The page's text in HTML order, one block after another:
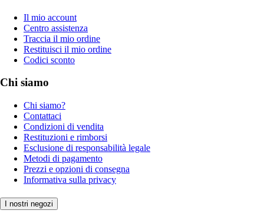
Il mio account
Centro assistenza
Traccia il mio ordine
Restituisci il mio ordine
Codici sconto
Chi siamo
Chi siamo?
Contattaci
Condizioni di vendita
Restituzioni e rimborsi
Esclusione di responsabilità legale
Metodi di pagamento
Prezzi e opzioni di consegna
Informativa sulla privacy
I nostri negozi